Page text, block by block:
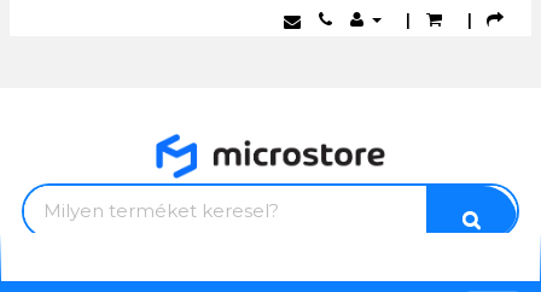
| |